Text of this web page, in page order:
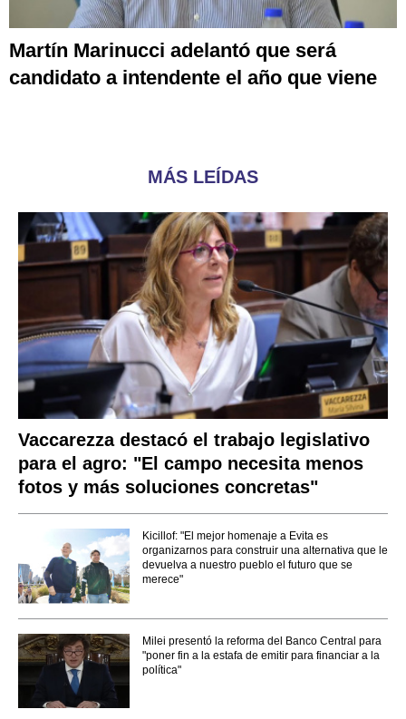
Martín Marinucci adelantó que será
candidato a intendente el año que viene
MÁS LEÍDAS
Vaccarezza destacó el trabajo legislativo
para el agro: "El campo necesita menos
fotos y más soluciones concretas"
Kicillof: "El mejor homenaje a Evita es
organizarnos para construir una alternativa que le
devuelva a nuestro pueblo el futuro que se
merece"
Milei presentó la reforma del Banco Central para
"poner fin a la estafa de emitir para financiar a la
política"